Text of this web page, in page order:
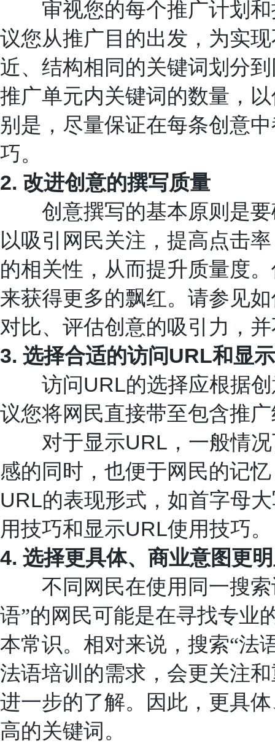
审视您的每个推广计划和
议您从推广目的出发，为实
近、结构相同的关键词划分
推广单元内关键词的数量，
别是，尽量保证在每条创意
巧。
2. 改进创意的撰写质量
创意撰写的基本原则是要
以吸引网民关注，提高点击
的相关性，从而提升质量度
来获得更多的飘红。请参见
对比、评估创意的吸引力，
3. 选择合适的访问URL和显示
访问URL的选择应根据
议您将网民直接带至包含推
对于显示URL ，一般情
感的同时，也便于网民的记
URL的表现形式，如首字母
用技巧和显示URL使用技巧。
4. 选择更具体、商业意图更
不同网民在使用同一搜索
语”的网民可能是在寻找专业
本常识。相对来说，搜索“法
法语培训的需求，会更关注
进一步的了解。因此，更具
高的关键词。